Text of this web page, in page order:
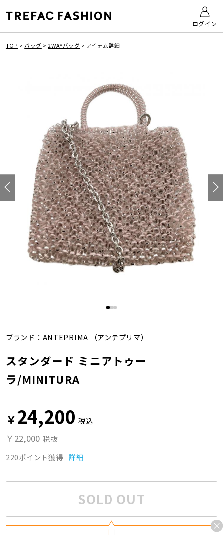
ログイン
TOP >バッグ >2WAYバッグ > アイテム詳細
ブランド： ANTEPRIMA （アンテプリマ）
スタンダード ミニアトゥー
ラ/MINITURA
￥24,200 税込
￥22,000 税抜
220ポイント獲得 詳細
SOLD OUT